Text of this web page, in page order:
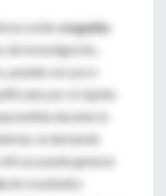
estánsesgadas
de investigación,
pueden ser poco
por el rápido
durante la
la demanda
puede generar
de resultados